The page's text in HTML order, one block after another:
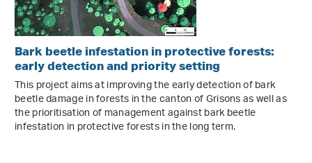
Bark beetle infestation in protective forests:
early detection and priority setting
This project aims at improving the early detection of bark
beetle damage in forests in the canton of Grisons as well as
the prioritisation of management against bark beetle
infestation in protective forests in the long term.